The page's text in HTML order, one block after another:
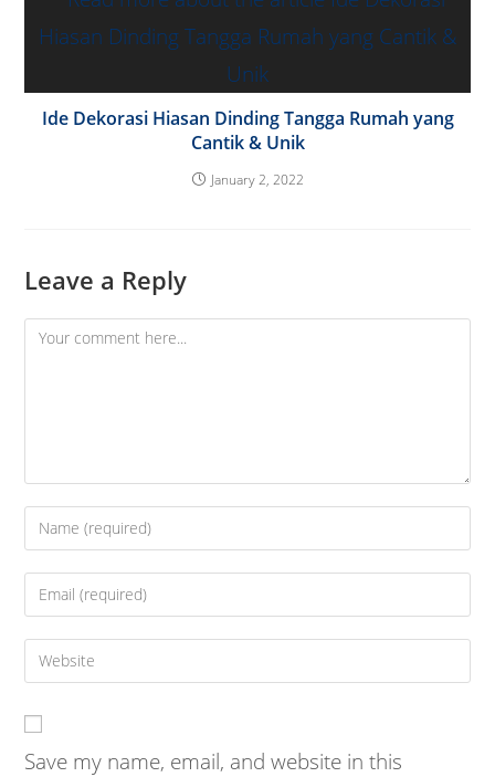
Ide Dekorasi Hiasan Dinding Tangga Rumah yang
Cantik & Unik
January 2, 2022
Leave a Reply
Comment
Enter
your
name
comment
Enter
your
email
address
comment
Enter
your
URL
(optional)
Save my name, email, and website in this